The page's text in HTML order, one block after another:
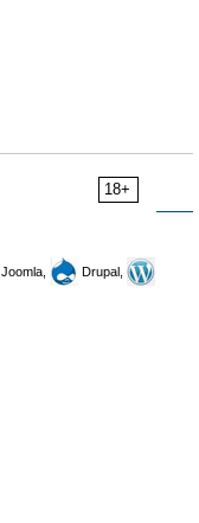
18+
Joomla,
Drupal,